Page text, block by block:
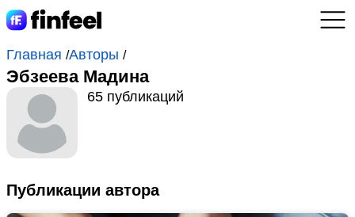
Главная /Авторы /
Эбзеева Мадина
65 публикаций
Публикации автора